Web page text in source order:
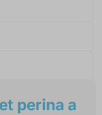
perina a